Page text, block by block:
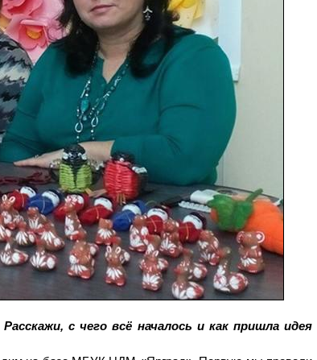
с чего всё началось и как пришла идея